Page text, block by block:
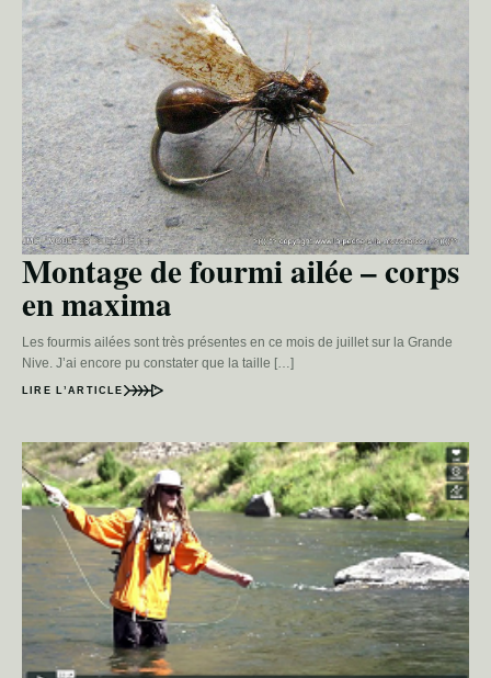
Montage de fourmi ailée – corps
en maxima
Les fourmis ailées sont très présentes en ce mois de juillet sur la Grande
Nive. J’ai encore pu constater que la taille […]
LIRE L’ARTICLE